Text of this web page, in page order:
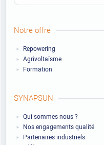
Notre offre
Repowering
Agrivoltaïsme
Formation
SYNAPSUN
Qui sommes-nous ?
Nos engagements qualité
Partenaires industriels